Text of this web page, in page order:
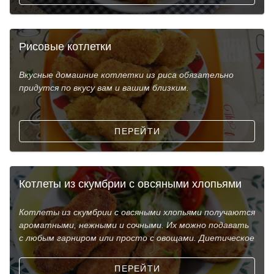
Рисовые котлетки
Вкусные домашние котлетки из риса обязательно
придутся по вкусу вам и вашим близким.
ПЕРЕЙТИ
Котлеты из скумбрии с овсяными хлопьями
Котлеты из скумбрии с овсяными хлопьями получаются
ароматными, нежными и сочными. Их можно подавать
с любым гарниром или просто с овощами. Диетическое
ПЕРЕЙТИ